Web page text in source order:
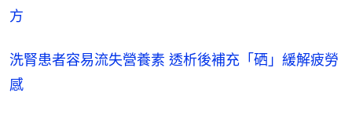
方
洗腎患者容易流失營養素 透析後補充「硒」緩解疲勞
感